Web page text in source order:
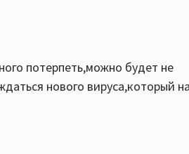
потерпеть,можно будет не
нового вируса,который